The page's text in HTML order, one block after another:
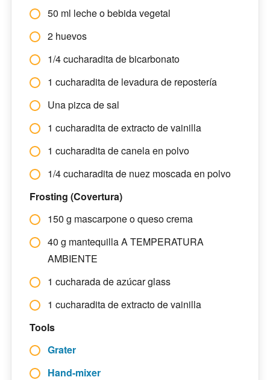
50 ml leche o bebida vegetal
2 huevos
1/4 cucharadita de bicarbonato
1 cucharadita de levadura de repostería
Una pizca de sal
1 cucharadita de extracto de vainilla
1 cucharadita de canela en polvo
1/4 cucharadita de nuez moscada en polvo
Frosting (Covertura)
150 g mascarpone o queso crema
40 g mantequilla A TEMPERATURA
AMBIENTE
1 cucharada de azúcar glass
1 cucharadita de extracto de vainilla
Tools
Grater
Hand-mixer